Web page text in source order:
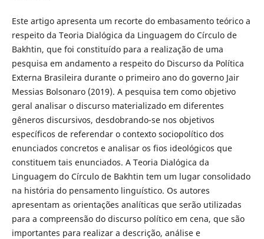
Este artigo apresenta um recorte do embasamento teórico a
respeito da Teoria Dialógica da Linguagem do Círculo de
Bakhtin, que foi constituído para a realização de uma
pesquisa em andamento a respeito do Discurso da Política
Externa Brasileira durante o primeiro ano do governo Jair
Messias Bolsonaro (2019). A pesquisa tem como objetivo
geral analisar o discurso materializado em diferentes
gêneros discursivos, desdobrando-se nos objetivos
específicos de referendar o contexto sociopolítico dos
enunciados concretos e analisar os fios ideológicos que
constituem tais enunciados. A Teoria Dialógica da
Linguagem do Círculo de Bakhtin tem um lugar consolidado
na história do pensamento linguístico. Os autores
apresentam as orientações analíticas que serão utilizadas
para a compreensão do discurso político em cena, que são
importantes para realizar a descrição, análise e